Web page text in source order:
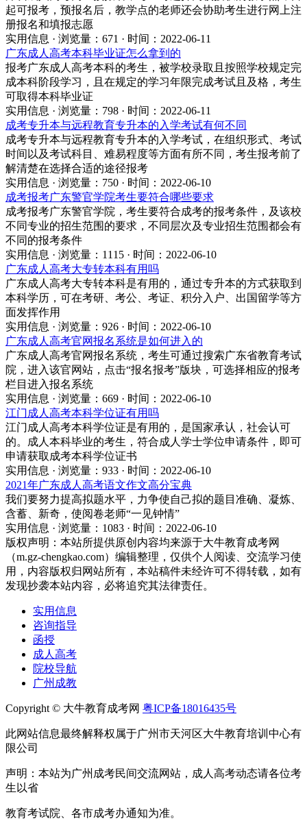
起可报考，预报名后，教学点的老师还会协助考生进行网上注
册报名和填报志愿
实用信息 · 浏览量：671 · 时间：2022-06-11
广东成人高考本科毕业证怎么拿到的
报考广东成人高考本科的考生，被学校录取且按照学校规定完
成本科阶段学习，且在规定的学习年限完成考试且及格，考生
可取得本科毕业证
实用信息 · 浏览量：798 · 时间：2022-06-11
成考专升本与远程教育专升本的入学考试有何不同
成考专升本与远程教育专升本的入学考试，在组织形式、考试
时间以及考试科目、难易程度等方面有所不同，考生报考前了
解清楚在选择合适的途径报考
实用信息 · 浏览量：750 · 时间：2022-06-10
成考报考广东警官学院考生要符合哪些要求
成考报考广东警官学院，考生要符合成考的报考条件，及该校
不同专业的招生范围的要求，不同层次及专业招生范围都会有
不同的报考条件
实用信息 · 浏览量：1115 · 时间：2022-06-10
广东成人高考大专转本科有用吗
广东成人高考大专转本科是有用的，通过专升本的方式获取到
本科学历，可在考研、考公、考证、积分入户、出国留学等方
面发挥作用
实用信息 · 浏览量：926 · 时间：2022-06-10
广东成人高考官网报名系统是如何进入的
广东成人高考官网报名系统，考生可通过搜索广东省教育考试
院，进入该官网站，点击“报名报考”版块，可选择相应的报考
栏目进入报名系统
实用信息 · 浏览量：669 · 时间：2022-06-10
江门成人高考本科学位证有用吗
江门成人高考本科学位证是有用的，是国家承认，社会认可
的。成人本科毕业的考生，符合成人学士学位申请条件，即可
申请获取成考本科学位证书
实用信息 · 浏览量：933 · 时间：2022-06-10
2021年广东成人高考语文作文高分宝典
我们要努力提高拟题水平，力争使自己拟的题目准确、凝炼、
含蓄、新奇，使阅卷老师“一见钟情”
实用信息 · 浏览量：1083 · 时间：2022-06-10
版权声明： 本站所提供原创内容均来源于大牛教育成考网
（m.gz-chengkao.com）编辑整理，仅供个人阅读、交流学习使
用，内容版权归网站所有，本站稿件未经许可不得转载，如有
发现抄袭本站内容，必将追究其法律责任。
实用信息
咨询指导
函授
成人高考
院校导航
广州成教
Copyright © 大牛教育成考网 粤ICP备18016435号
此网站信息最终解释权属于广州市天河区大牛教育培训中心有
限公司
声明：本站为广州成考民间交流网站，成人高考动态请各位考
生以省
教育考试院、各市成考办通知为准。